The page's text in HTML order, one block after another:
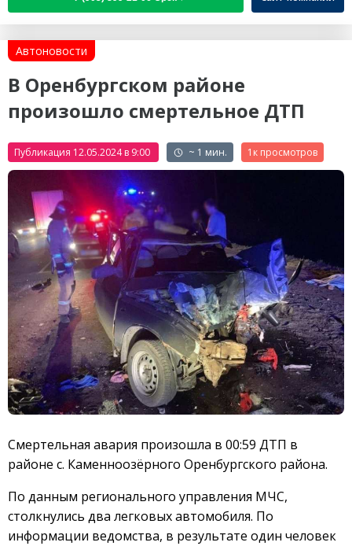
Автоновости
В Оренбургском районе
произошло смертельное ДТП
Публикация 12.05.2024 в 9:00 ~ 1 мин. 1к
Смертельная авария произошла в 00:59 ДТП в
районе с. Каменноозëрного Оренбургского района.
По данным регионального управления МЧС,
столкнулись два легковых автомобиля. По
информации ведомства, в результате один человек